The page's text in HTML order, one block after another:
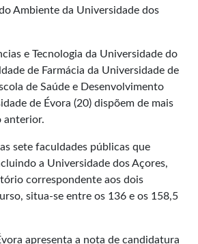
Ambiente da Universidade dos
e Tecnologia da Universidade do
de Farmácia da Universidade de
de Saúde e Desenvolvimento
de Évora (20) dispõem de mais
anterior.
sete faculdades públicas que
a Universidade dos Açores,
correspondente aos dois
situa-se entre os 136 e os 158,5
apresenta a nota de candidatura